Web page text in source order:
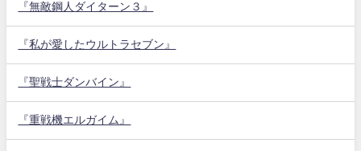
『無敵鋼人ダイターン３』
『私が愛したウルトラセブン』
『聖戦士ダンバイン』
『重戦機エルガイム』